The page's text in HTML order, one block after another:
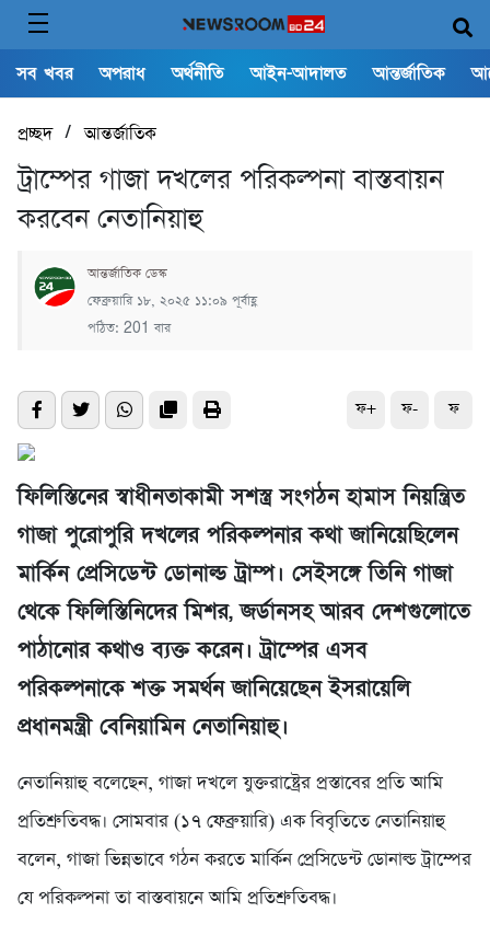
সব খবর অপরাধ অর্থনীতি আইন-আদালত আন্তর্জাতিক
প্রচ্ছদ/আন্তর্জাতিক
ট্রাম্পের গাজা দখলের পরিকল্পনা বাস্তবায়ন
করবেন নেতানিয়াহু
আন্তর্জাতিক ডেস্ক
ফেব্রুয়ারি ১৮, ২০২৫ ১১:০৯ পূর্বাহ্ণ
পঠিত: 201 বার
ফ+ ফ- ফ
ফিলিস্তিনের স্বাধীনতাকামী সশস্ত্র সংগঠন হামাস নিয়ন্ত্রিত
গাজা পুরোপুরি দখলের পরিকল্পনার কথা জানিয়েছিলেন
মার্কিন প্রেসিডেন্ট ডোনাল্ড ট্রাম্প। সেইসঙ্গে তিনি গাজা
থেকে ফিলিস্তিনিদের মিশর, জর্ডানসহ আরব দেশগুলোতে
পাঠানোর কথাও ব্যক্ত করেন। ট্রাম্পের এসব
পরিকল্পনাকে শক্ত সমর্থন জানিয়েছেন ইসরায়েলি
প্রধানমন্ত্রী বেনিয়ামিন নেতানিয়াহু।
নেতানিয়াহু বলেছেন, গাজা দখলে যুক্তরাষ্ট্রের প্রস্তাবের প্রতি আমি
প্রতিশ্রুতিবদ্ধ। সোমবার (১৭ ফেব্রুয়ারি) এক বিবৃতিতে নেতানিয়াহু
বলেন, গাজা ভিন্নভাবে গঠন করতে মার্কিন প্রেসিডেন্ট ডোনাল্ড ট্রাম্পের
যে পরিকল্পনা তা বাস্তবায়নে আমি প্রতিশ্রুতিবদ্ধ।